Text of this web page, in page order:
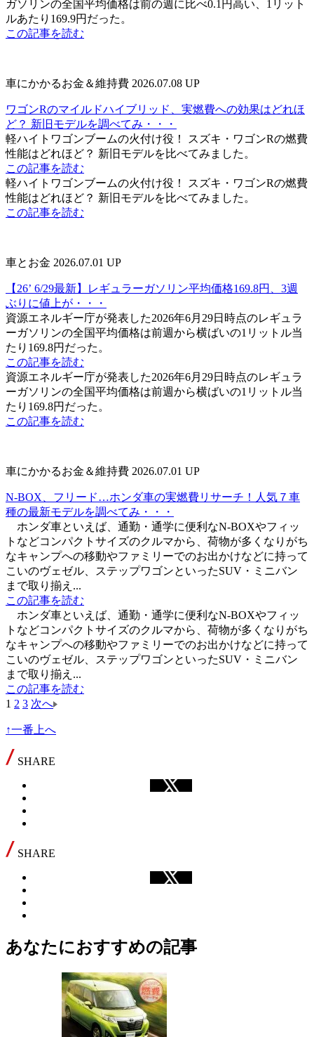
ガソリンの全国平均価格は前の週に比べ0.1円高い、1リット
ルあたり169.9円だった。
この記事を読む
車にかかるお金＆維持費 2026.07.08 UP
ワゴンRのマイルドハイブリッド、実燃費への効果はどれほ
ど？ 新旧モデルを調べてみ・・・
軽ハイトワゴンブームの火付け役！ スズキ・ワゴンRの燃費
性能はどれほど？ 新旧モデルを比べてみました。
この記事を読む
軽ハイトワゴンブームの火付け役！ スズキ・ワゴンRの燃費
性能はどれほど？ 新旧モデルを比べてみました。
この記事を読む
車とお金 2026.07.01 UP
【26’ 6/29最新】レギュラーガソリン平均価格169.8円、3週
ぶりに値上が・・・
資源エネルギー庁が発表した2026年6月29日時点のレギュラ
ーガソリンの全国平均価格は前週から横ばいの1リットル当
たり169.8円だった。
この記事を読む
資源エネルギー庁が発表した2026年6月29日時点のレギュラ
ーガソリンの全国平均価格は前週から横ばいの1リットル当
たり169.8円だった。
この記事を読む
車にかかるお金＆維持費 2026.07.01 UP
N-BOX、フリード…ホンダ車の実燃費リサーチ！人気７車
種の最新モデルを調べてみ・・・
ホンダ車といえば、通勤・通学に便利なN-BOXやフィッ
トなどコンパクトサイズのクルマから、荷物が多くなりがち
なキャンプへの移動やファミリーでのお出かけなどに持って
こいのヴェゼル、ステップワゴンといったSUV・ミニバン
まで取り揃え...
この記事を読む
ホンダ車といえば、通勤・通学に便利なN-BOXやフィッ
トなどコンパクトサイズのクルマから、荷物が多くなりがち
なキャンプへの移動やファミリーでのお出かけなどに持って
こいのヴェゼル、ステップワゴンといったSUV・ミニバン
まで取り揃え...
この記事を読む
1 2 3 次へ
↑一番上へ
SHARE
SHARE
あなたにおすすめの記事